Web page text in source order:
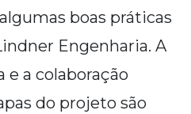
boas práticas
Engenharia. A
a colaboração
do projeto são